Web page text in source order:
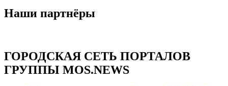
Наши партнёры
ГОРОДСКАЯ СЕТЬ ПОРТАЛОВ
ГРУППЫ MOS.NEWS